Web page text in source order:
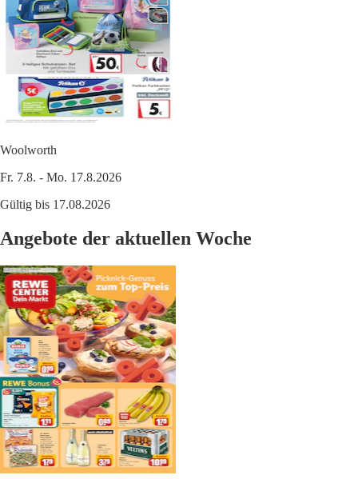
Woolworth
Fr. 7.8. - Mo. 17.8.2026
Gültig bis 17.08.2026
Angebote der aktuellen Woche